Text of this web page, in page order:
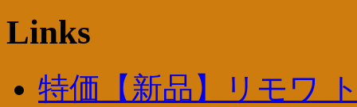
Links
特価【新品】リモワ